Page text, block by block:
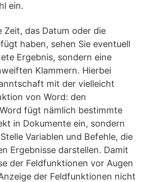
ein.
Zeit, das Datum oder die
haben, sehen Sie eventuell
Ergebnis, sondern eine
Klammern. Hierbei
mit der vielleicht
von Word: den
fügt nämlich bestimmte
in Dokumente ein, sondern
Variablen und Befehle, die
Ergebnisse darstellen. Damit
der Feldfunktionen vor Augen
der Feldfunktionen nicht